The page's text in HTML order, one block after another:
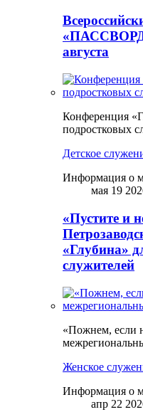
августа
Конференция
подростковых
Детское
Информация о
мая 19
«Пустите и
«Глубина»
служителей
«Пожнем, если
Женское
Информация о
апр 22